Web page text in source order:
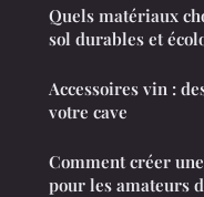
Quels matériaux
sol durables et
Accessoires vin :
votre cave
Comment créer
pour les amateurs